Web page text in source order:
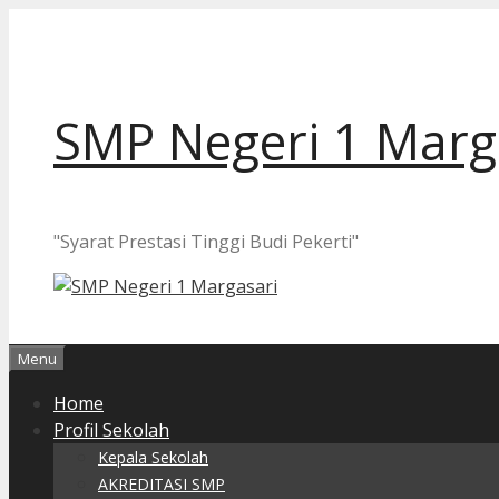
SMP Negeri 1
"Syarat Prestasi Tinggi Budi Pekerti"
Menu
Home
Profil Sekolah
Kepala Sekolah
AKREDITASI SMP